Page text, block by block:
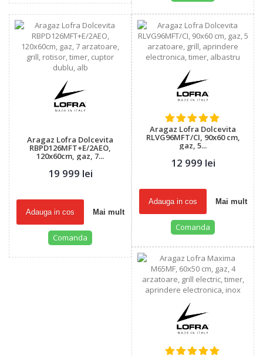
Aragaz Lofra Dolcevita
RBPD126MFT+E/2AEO,
120x60cm, gaz, 7...
19 999 lei
Adauga in cos Mai mult
Comanda
Aragaz Lofra Dolcevita
RLVG96MFT/CI, 90x60 cm,
gaz, 5...
12 999 lei
Adauga in cos Mai mult
Comanda